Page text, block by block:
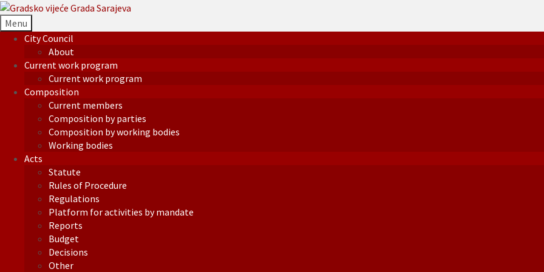
Menu
City Council
About
Current work program
Current work program
Composition
Current members
Composition by parties
Composition by working bodies
Working bodies
Acts
Statute
Rules of Procedure
Regulations
Platform for activities by mandate
Reports
Budget
Decisions
Other